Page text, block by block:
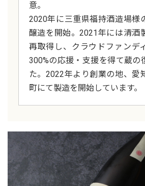
意。
2020年に三重県福持酒造場様
醸造を開始。2021年には清酒
再取得し、クラウドファンデ
300%の応援・支援を得て蔵の
た。2022年より創業の地、愛
町にて製造を開始しています。